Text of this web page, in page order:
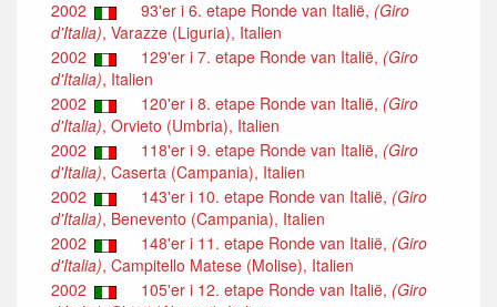
2002
93'er i 6. etape Ronde van Italië, (Giro
d'Italia), Varazze (Liguria), Italien
2002
129'er i 7. etape Ronde van Italië, (Giro
d'Italia), Italien
2002
120'er i 8. etape Ronde van Italië, (Giro
d'Italia), Orvieto (Umbria), Italien
2002
118'er i 9. etape Ronde van Italië, (Giro
d'Italia), Caserta (Campania), Italien
2002
143'er i 10. etape Ronde van Italië, (Giro
d'Italia), Benevento (Campania), Italien
2002
148'er i 11. etape Ronde van Italië, (Giro
d'Italia), Campitello Matese (Molise), Italien
2002
105'er i 12. etape Ronde van Italië, (Giro